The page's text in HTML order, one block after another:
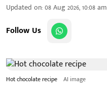
Updated on:08 Aug 2026, 10:08 am
Follow Us
Hot chocolate recipe AI image